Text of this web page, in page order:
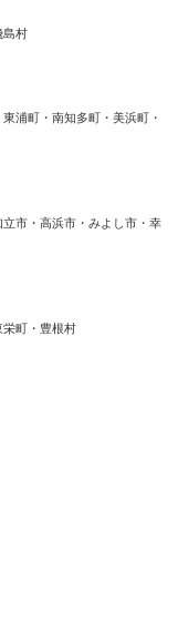
島村
浦町・南知多町・美浜町・
市・高浜市・みよし市・幸
栄町・豊根村